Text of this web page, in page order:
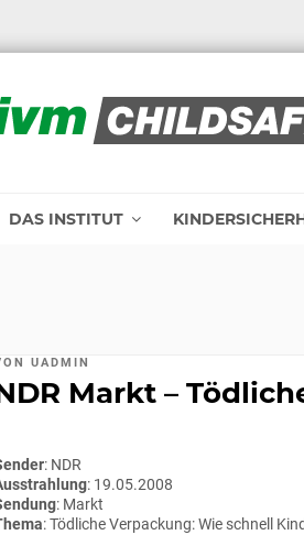
DAS INSTITUT
UADMIN
Markt –
: NDR
: 19.05.2008
: Markt
: Tödliche Verpackung: Wie schnell